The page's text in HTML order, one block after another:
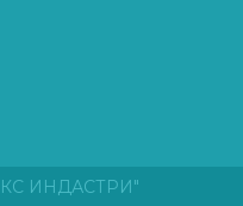
ИНДАСТРИ"